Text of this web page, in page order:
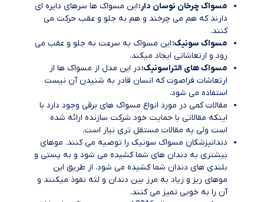
مسواک چرخان نوسان دار:این مسواک ها سرهای دایره ای
دارند که هم می چرخند و هم به جلو و عقب حرکت می
کنند.
مسواک سونیک:این مسواک به سرعت به جلو و عقب می
رود و ارتعاشاتی ایجاد میکند.
مسواک های التراسونیک:در این مدل از مسواک ها از
ارتعاشات فراصوت که انسان قادر به شنیدن آن نیست
استفاده می شود.
مقالات کمی در مورد انواع مسواک های برقی وجود دارد با
اینکه مقالاتی با حمایت خود شرکت سازنده ارائه شده
است ولی به مقالات مستقل تری نیاز است.
دندانپزشکان مسواک سونیک را توصیه می کنند. موهای
بیشتری به دندان های شما کشیده می شود و به پستی و
بلندی های دندان شما کشیده می شود. از طریق این
موهای ریز و زیاد به مرز بین دندان و لثه نفوذ میکنند و
آن را به خوبی تمیز می کنند.